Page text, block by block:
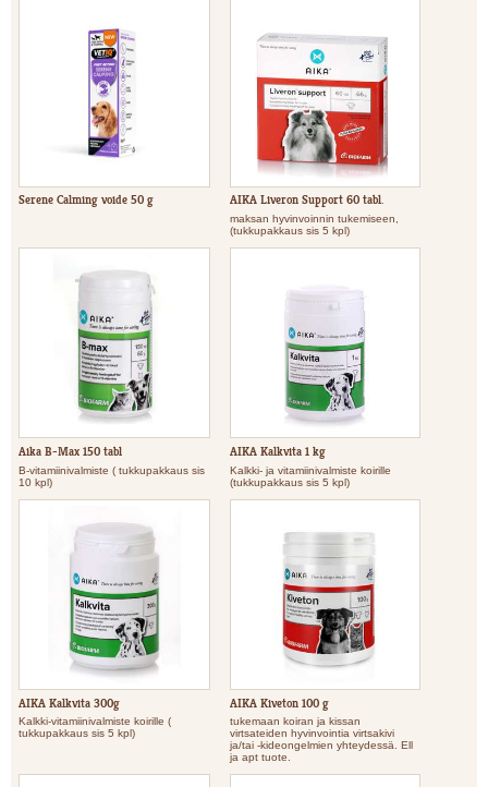
Serene Calming voide 50 g AIKA Liveron Support 60 tabl.
maksan hyvinvoinnin tukemiseen,
(tukkupakkaus sis 5 kpl)
Aika B-Max 150 tabl
B-vitamiinivalmiste ( tukkupakkaus sis
10 kpl)
AIKA Kalkvita 1 kg
Kalkki- ja vitamiinivalmiste koirille
(tukkupakkaus sis 5 kpl)
AIKA Kalkvita 300g
Kalkki-vitamiinivalmiste koirille (
tukkupakkaus sis 5 kpl)
AIKA Kiveton 100 g
tukemaan koiran ja kissan
virtsateiden hyvinvointia virtsakivi
ja/tai -kideongelmien yhteydessä. Ell
ja apt tuote.